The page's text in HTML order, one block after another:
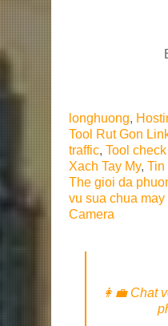
longhuong,
Tool Rut Gon
traffic, Tool
Xach Tay My, Tin
The gioi da
vu sua chua may
Camera
👩‍💼 Chat